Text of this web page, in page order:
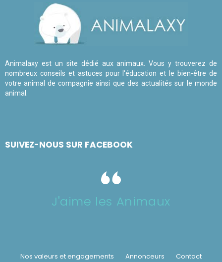
Animalaxy est un site dédié aux animaux. Vous y trouverez de
nombreux conseils et astuces pour l'éducation et le bien-être de
votre animal de compagnie ainsi que des actualités sur le monde
animal.
SUIVEZ-NOUS SUR FACEBOOK
J'aime les Animaux
Nos valeurs et engagements Annonceurs
Contact